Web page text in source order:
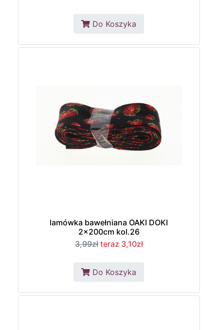
Do Koszyka
lamówka bawełniana OAKI DOKI
2x200cm kol.26
3,99zł teraz 3,10zł
Do Koszyka